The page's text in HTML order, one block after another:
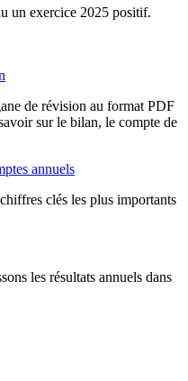
un exercice 2025 positif.
de révision au format PDF
sur le bilan, le compte de
annuels
clés les plus importants
les résultats annuels dans